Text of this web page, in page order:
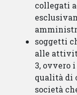
collegati
soggetti
alle
3, ovvero
qualità di
società